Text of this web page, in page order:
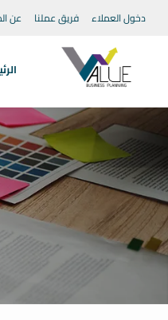
دخول العملاء فريق عملنا عن